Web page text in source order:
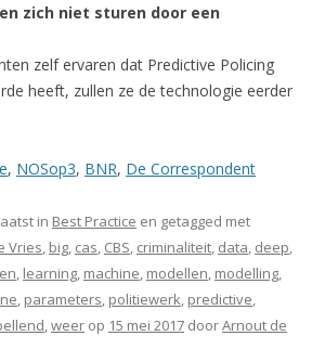
zich niet sturen door een
zelf ervaren dat Predictive Policing
heeft, zullen ze de technologie eerder
, NOSop3, BNR, De Correspondent
in Best Practice en getagged met
Vries, big, cas, CBS, criminaliteit, data, deep,
, learning, machine, modellen, modelling,
, parameters, politiewerk, predictive,
,weer op 15 mei 2017 doorArnout de